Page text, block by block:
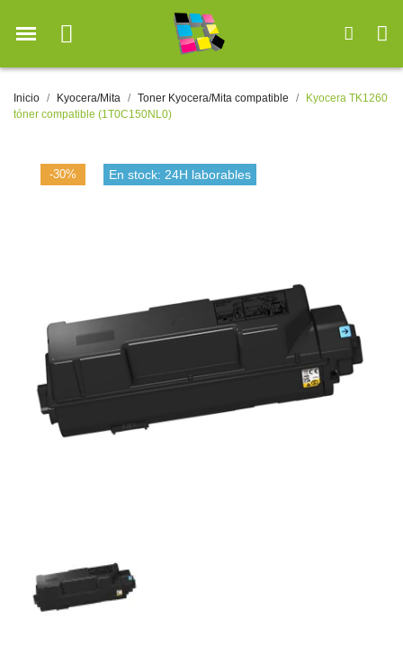
Inicio Kyocera/Mita Toner Kyocera/Mita compatible
Kyocera TK1260
tóner compatible (1T0C150NL0)
-30% En stock: 24H laborables